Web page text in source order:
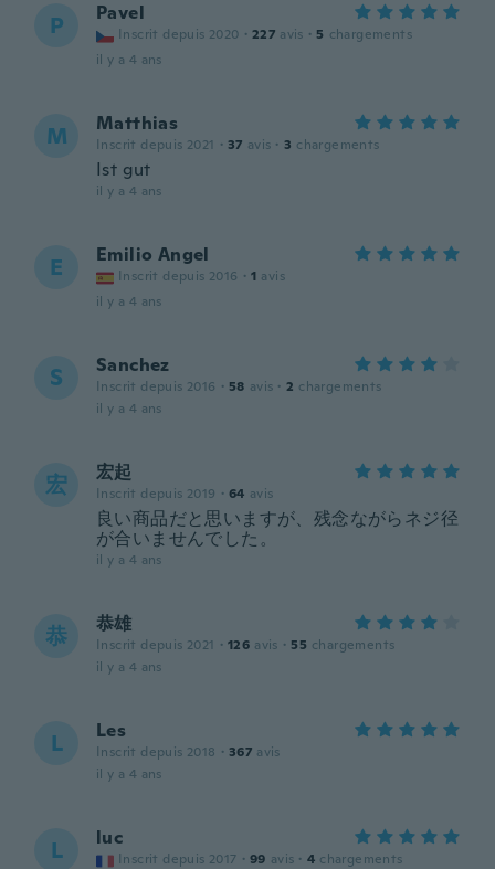
P Pavel
Inscrit depuis 2020 · 227 avis · 5 chargements
il y a 4 ans
M Matthias
Inscrit depuis 2021 · 37 avis · 3 chargements
Ist gut
il y a 4 ans
E Emilio Angel
Inscrit depuis 2016 · 1 avis
il y a 4 ans
S Sanchez
Inscrit depuis 2016 · 58 avis · 2 chargements
il y a 4 ans
宏 宏起
Inscrit depuis 2019 · 64 avis
良い商品だと思いますが、残念ながらネジ径
が合いませんでした。
il y a 4 ans
恭 恭雄
Inscrit depuis 2021 · 126 avis · 55 chargements
il y a 4 ans
L Les
Inscrit depuis 2018 · 367 avis
il y a 4 ans
L luc
Inscrit depuis 2017 · 99 avis · 4 chargements